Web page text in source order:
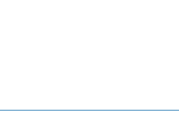
QHP -BRANDS OF Q